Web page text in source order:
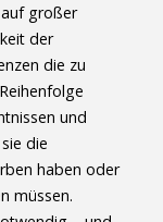
großer
der
die zu
und
die
haben oder
müssen.